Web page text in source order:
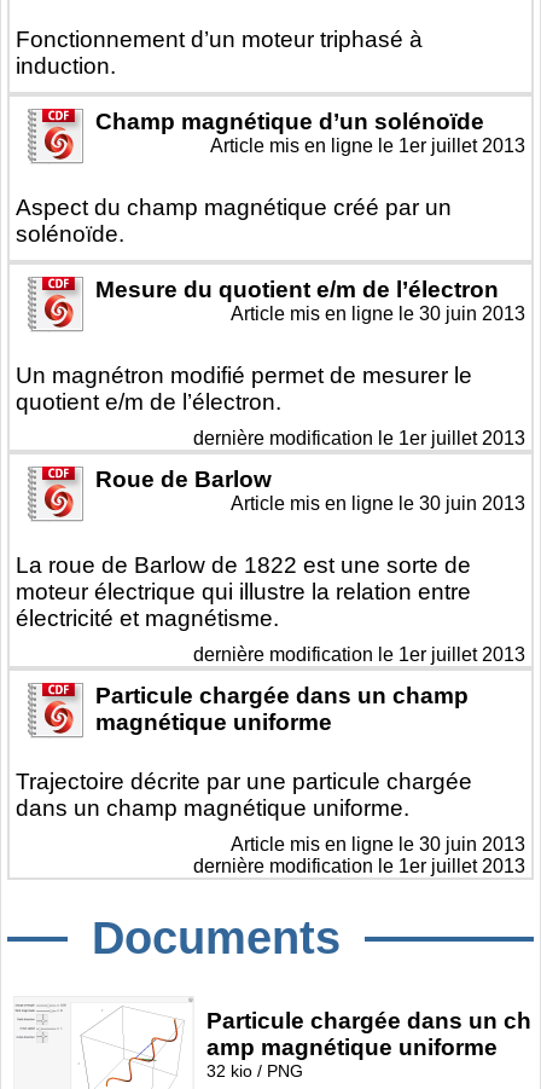
Fonctionnement d’un moteur triphasé à
induction.
Champ magnétique d’un solénoïde
Aspect du champ magnétique créé par un
solénoïde.
Article mis en ligne le 1er juillet 2013
Mesure du quotient e/m de l’électron
Un magnétron modifié permet de mesurer le
quotient e/m de l’électron.
Article mis en ligne le 30 juin 2013
dernière modification le 1er juillet 2013
Roue de Barlow
La roue de Barlow de 1822 est une sorte de
moteur électrique qui illustre la relation entre
électricité et magnétisme.
Article mis en ligne le 30 juin 2013
dernière modification le 1er juillet 2013
Particule chargée dans un champ
magnétique uniforme
Trajectoire décrite par une particule chargée
dans un champ magnétique uniforme.
Article mis en ligne le 30 juin 2013
dernière modification le 1er juillet 2013
Documents
Particule chargée dans un ch
amp magnétique uniforme
32 kio / PNG